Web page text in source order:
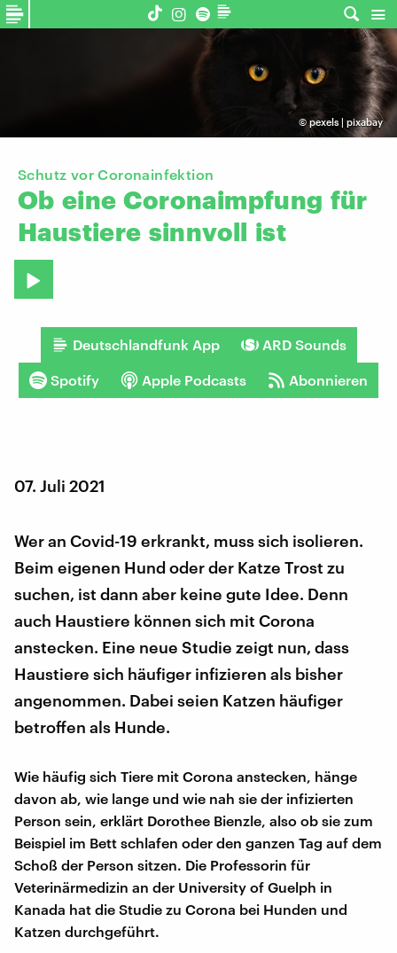
©pexels | pixabay
Schutz vor Coronainfektion
Ob eine Coronaimpfung für
Haustiere sinnvoll ist
Deutschlandfunk App ARD Sounds
Spotify Apple Podcasts Abonnieren
07. Juli 2021
Wer an Covid-19 erkrankt, muss sich isolieren.
Beim eigenen Hund oder der Katze Trost zu
suchen, ist dann aber keine gute Idee. Denn
auch Haustiere können sich mit Corona
anstecken. Eine neue Studie zeigt nun, dass
Haustiere sich häufiger infizieren als bisher
angenommen. Dabei seien Katzen häufiger
betroffen als Hunde.
Wie häufig sich Tiere mit Corona anstecken, hänge
davon ab, wie lange und wie nah sie der infizierten
Person sein, erklärt Dorothee Bienzle, also ob sie zum
Beispiel im Bett schlafen oder den ganzen Tag auf dem
Schoß der Person sitzen. Die Professorin für
Veterinärmedizin an der University of Guelph in
Kanada hat die Studie zu Corona bei Hunden und
Katzen durchgeführt.